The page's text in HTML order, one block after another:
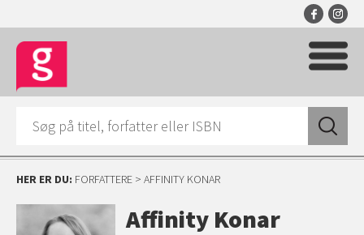
HER ER DU: FORFATTERE > AFFINITY KONAR
Affinity Konar